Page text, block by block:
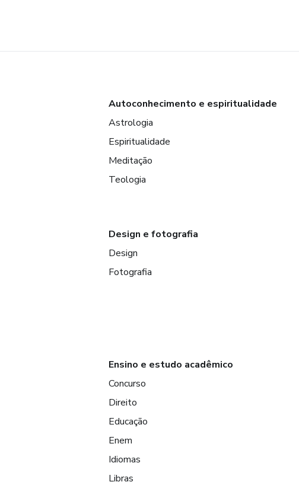
Autoconhecimento e espiritualidade
Astrologia
Espiritualidade
Meditação
Teologia
Design e fotografia
Design
Fotografia
Ensino e estudo acadêmico
Concurso
Direito
Educação
Enem
Idiomas
Libras